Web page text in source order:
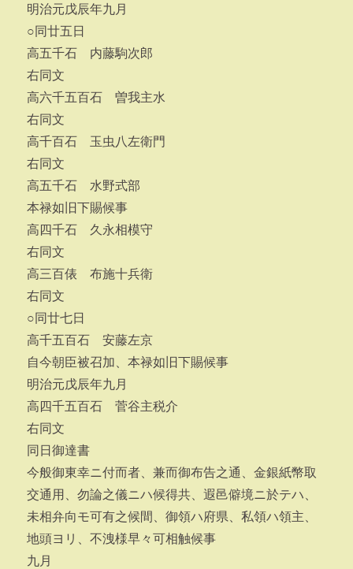
明治元戊辰年九月
○同廿五日
高五千石 内藤駒次郎
右同文
高六千五百石 曽我主水
右同文
高千百石 玉虫八左衛門
右同文
高五千石 水野式部
本禄如旧下賜候事
高四千石 久永相模守
右同文
高三百俵 布施十兵衛
右同文
○同廿七日
高千五百石 安藤左京
自今朝臣被召加、本禄如旧下賜候事
明治元戊辰年九月
高四千五百石 菅谷主税介
右同文
同日御達書
今般御東幸ニ付而者、兼而御布告之通、金銀紙幣取
交通用、勿論之儀ニハ候得共、遐邑僻境ニ於テハ、
未相弁向モ可有之候間、御領ハ府県、私領ハ領主、
地頭ヨリ、不洩様早々可相触候事
九月